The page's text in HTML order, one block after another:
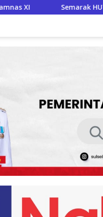
ke-81, BupAAS dan